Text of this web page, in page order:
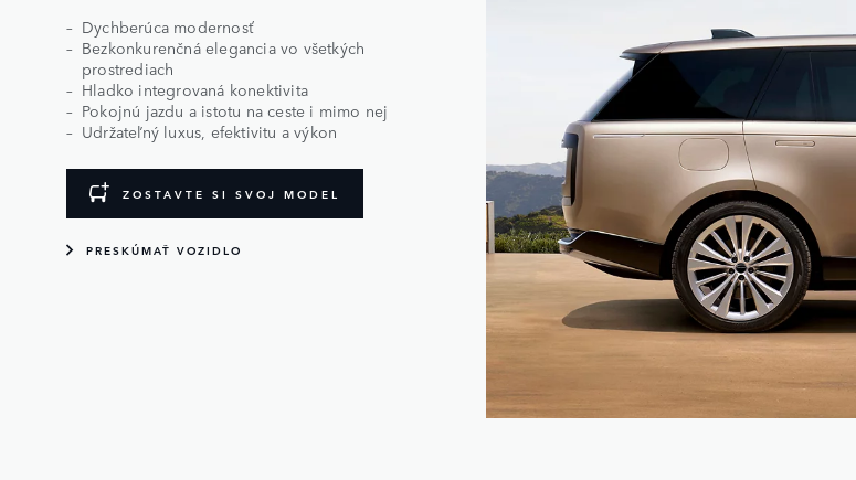
Dychberúca modernosť
Bezkonkurenčná elegancia vo všetkých
prostrediach
Hladko integrovaná konektivita
Pokojnú jazdu a istotu na ceste i mimo nej
Udržateľný luxus, efektivitu a výkon
ZOSTAVTE SI SVOJ MODEL
PRESKÚMAŤ VOZIDLO